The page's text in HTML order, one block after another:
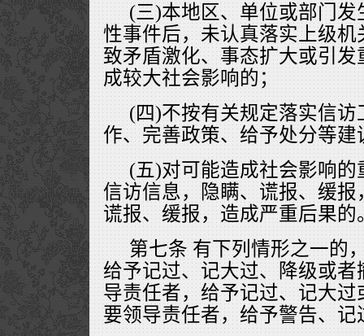
(三)本地区、单位或部门
性事件后，未认真落实上级
致矛盾激化、事态扩大或引
成较大社会影响的；
(四)不按有关规定落实信
作、完善政策、给予处分等
(五)对可能造成社会影响
信访信息，隐瞒、谎报、缓
谎报、缓报，造成严重后果的
第七条 有下列情形之一的
给予记过、记大过、降级或
导责任者，给予记过、记大
要领导责任者，给予警告、